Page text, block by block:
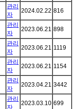
관리
자
2024.02.22 816
관리
자
2023.06.21 898
관리
자
2023.06.21 1119
관리
자
2023.06.21 1154
관리
자
2023.04.21 3442
관리
자
2023.03.10 699